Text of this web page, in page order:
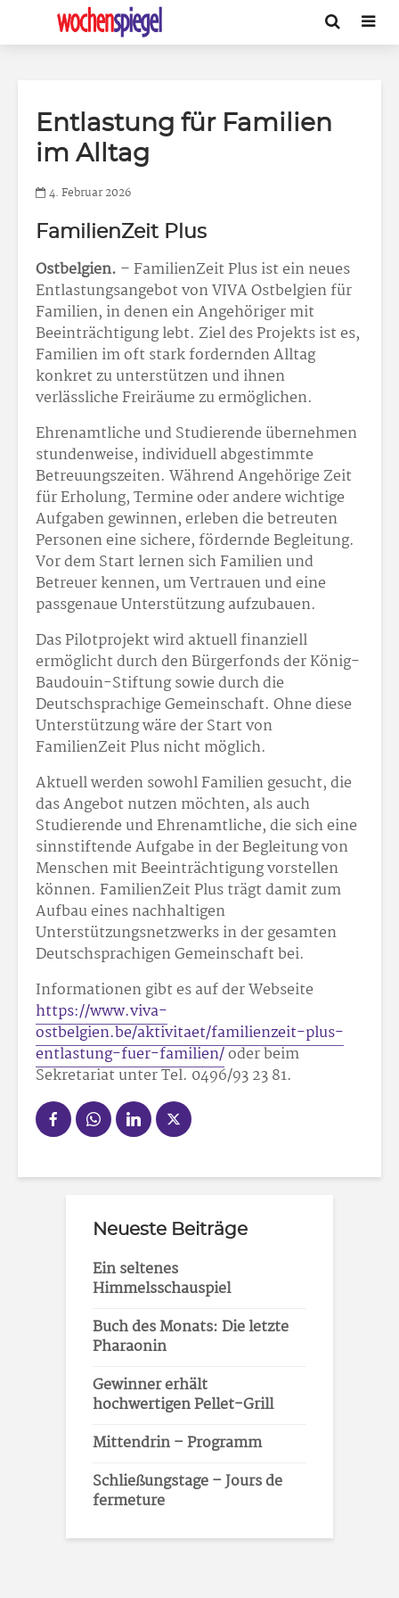
Entlastung für Familien
im Alltag
4. Februar 2026
FamilienZeit Plus
Ostbelgien. – FamilienZeit Plus ist ein neues
Entlastungsangebot von VIVA Ostbelgien für
Familien, in denen ein Angehöriger mit
Beeinträchtigung lebt. Ziel des Projekts ist es,
Familien im oft stark fordernden Alltag
konkret zu unterstützen und ihnen
verlässliche Freiräume zu ermöglichen.
Ehrenamtliche und Studierende übernehmen
stundenweise, individuell abgestimmte
Betreuungszeiten. Während Angehörige Zeit
für Erholung, Termine oder andere wichtige
Aufgaben gewinnen, erleben die betreuten
Personen eine sichere, fördernde Begleitung.
Vor dem Start lernen sich Familien und
Betreuer kennen, um Vertrauen und eine
passgenaue Unterstützung aufzubauen.
Das Pilotprojekt wird aktuell finanziell
ermöglicht durch den Bürgerfonds der König-
Baudouin-Stiftung sowie durch die
Deutschsprachige Gemeinschaft. Ohne diese
Unterstützung wäre der Start von
FamilienZeit Plus nicht möglich.
Aktuell werden sowohl Familien gesucht, die
das Angebot nutzen möchten, als auch
Studierende und Ehrenamtliche, die sich eine
sinnstiftende Aufgabe in der Begleitung von
Menschen mit Beeinträchtigung vorstellen
können. FamilienZeit Plus trägt damit zum
Aufbau eines nachhaltigen
Unterstützungsnetzwerks in der gesamten
Deutschsprachigen Gemeinschaft bei.
Informationen gibt es auf der Webseite
https://www.viva-
ostbelgien.be/aktivitaet/familienzeit-plus-
entlastung-fuer-familien/oder beim
Sekretariat unter Tel. 0496/93 23 81.
Neueste Beiträge
Ein seltenes
Himmelsschauspiel
Buch des Monats: Die letzte
Pharaonin
Gewinner erhält
hochwertigen Pellet-Grill
Mittendrin – Programm
Schließungstage – Jours de
fermeture